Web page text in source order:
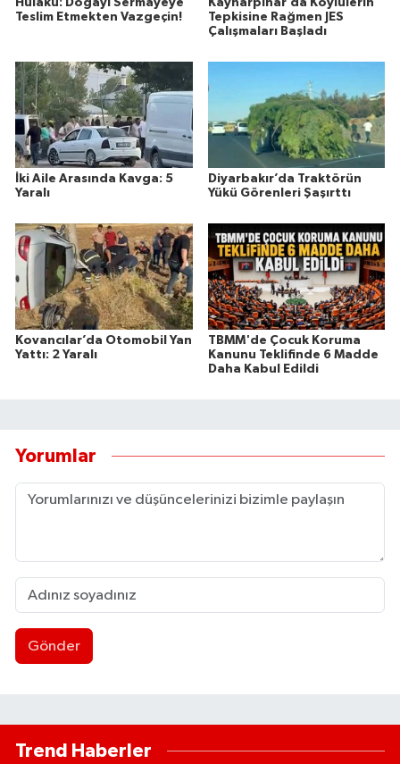
Hülakü: Doğayı Sermayeye
Teslim Etmekten Vazgeçin!
Kaynarpınar’da Köylülerin
Tepkisine Rağmen JES
Çalışmaları Başladı
İki Aile Arasında Kavga: 5
Yaralı
Diyarbakır’da Traktörün
Yükü Görenleri Şaşırttı
Kovancılar’da Otomobil Yan
Yattı: 2 Yaralı
TBMM'de Çocuk Koruma
Kanunu Teklifinde 6 Madde
Daha Kabul Edildi
Yorumlar
Gönder
Trend Haberler